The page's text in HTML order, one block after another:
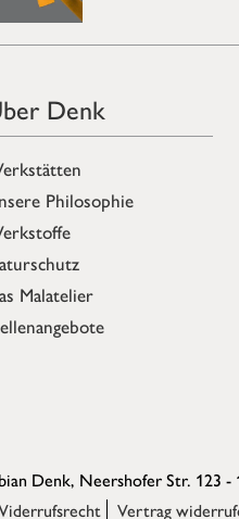
Denk
Philosophie
Malatelier
Denk, Neershofer Str. 123 -
Vertrag